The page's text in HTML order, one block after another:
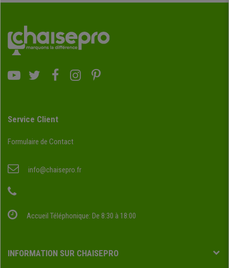
Service Client
Formulaire de Contact
info@chaisepro.fr
Accueil Téléphonique: De 8:30 à 18:00
INFORMATION SUR CHAISEPRO